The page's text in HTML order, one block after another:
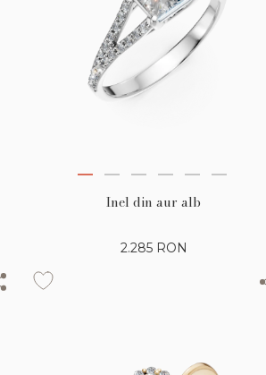
Inel din aur alb
2.285 RON